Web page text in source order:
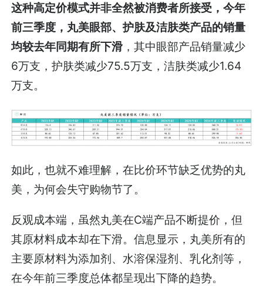
这种高定价模式并非全然被消费者所接受，今年
前三季度，丸美眼部、护肤及洁肤类产品的销量
均较去年同期有所下滑 ，其中眼部产品销量减少
6万支，护肤类减少75.5万支，洁肤类减少1.64
万支。
如此，也就不难理解，在比价环节缺乏优势的丸
美，为何会失守购物节了。
反观成本端，虽然丸美在C端产品不断提价，但
其原材料成本却在下滑。信息显示，丸美所有的
主要原材料为添加剂、水溶保湿剂、乳化剂等，
在今年前三季度总体都呈现出下降的趋势。